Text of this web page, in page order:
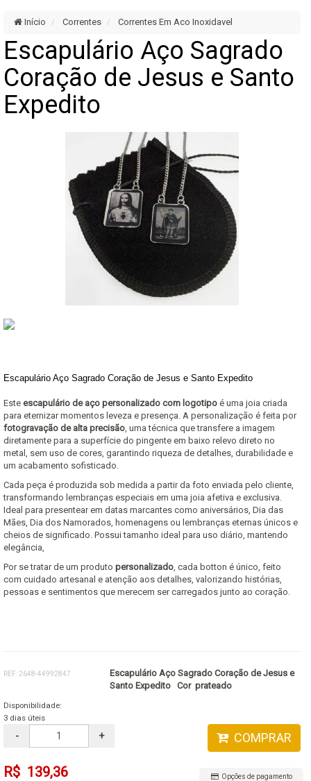
Início Correntes Correntes Em Aco Inoxidavel
Escapulário Aço Sagrado
Coração de Jesus e Santo
Expedito
Escapulário Aço Sagrado Coração de Jesus e Santo Expedito
Este escapulário de aço personalizado com logotipo é uma joia criada
para eternizar momentos leveza e presença. A personalização é feita por
fotogravação de alta precisão, uma técnica que transfere a imagem
diretamente para a superfície do pingente em baixo relevo direto no
metal, sem uso de cores, garantindo riqueza de detalhes, durabilidade e
um acabamento sofisticado.
Cada peça é produzida sob medida a partir da foto enviada pelo cliente,
transformando lembranças especiais em uma joia afetiva e exclusiva.
Ideal para presentear em datas marcantes como aniversários, Dia das
Mães, Dia dos Namorados, homenagens ou lembranças eternas únicos e
cheios de significado. Possui tamanho ideal para uso diário, mantendo
elegância,
Por se tratar de um produto personalizado, cada botton é único, feito
com cuidado artesanal e atenção aos detalhes, valorizando histórias,
pessoas e sentimentos que merecem ser carregados junto ao coração.
REF: 2648-44992847
Escapulário Aço Sagrado Coração de Jesus e
Santo Expedito Cor prateado
Disponibilidade:
3 dias úteis
- + COMPRAR
R$ 139,36 Opções de pagamento